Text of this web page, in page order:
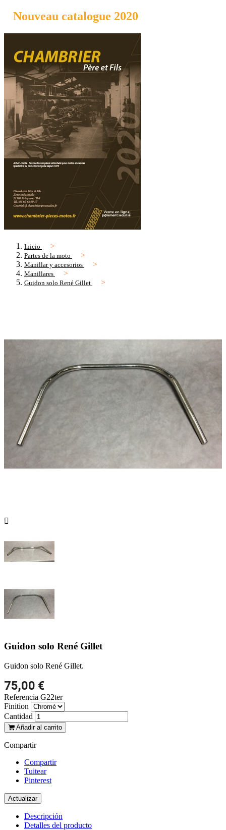
Nouveau catalogue 2020
Inicio
Partes de la moto
Manillar y accesorios
Manillares
Guidon solo René Gillet

Guidon solo René Gillet
Guidon solo René Gillet.
75,00 €
Referencia G22ter
Finition
Cantidad
Añadir al carrito
Compartir
Compartir
Tuitear
Pinterest
Descripción
Detalles del producto